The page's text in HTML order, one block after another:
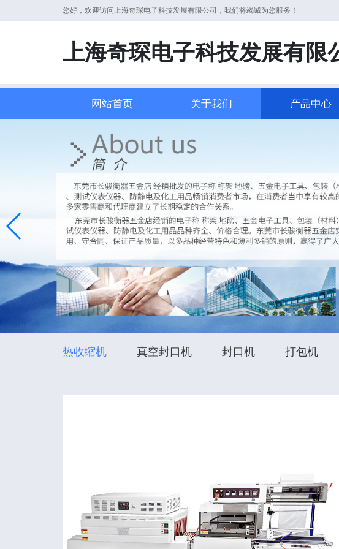
您好，欢迎访问上海奇琛电子科技发展有限公司，我们将竭诚为您服务！
上海奇琛电子科技发展有限
网站首页 关于我们 产品中心
热收缩机 真空封口机 封口机 打包机